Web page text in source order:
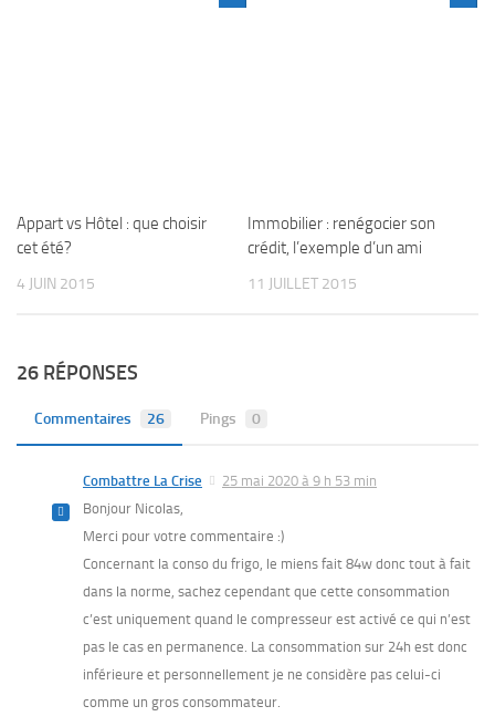
Appart vs Hôtel : que choisir
cet été?
4 JUIN 2015
Immobilier : renégocier son
crédit, l’exemple d’un ami
11 JUILLET 2015
26 RÉPONSES
Commentaires 26 Pings 0
Combattre La Crise
25 mai 2020 à 9 h 53 min
Bonjour Nicolas,
Merci pour votre commentaire :)
Concernant la conso du frigo, le miens fait 84w donc tout à fait
dans la norme, sachez cependant que cette consommation
c’est uniquement quand le compresseur est activé ce qui n’est
pas le cas en permanence. La consommation sur 24h est donc
inférieure et personnellement je ne considère pas celui-ci
comme un gros consommateur.